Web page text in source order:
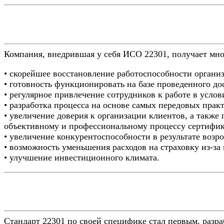
Компания, внедрившая у себя ИСО 22301, получает
• скорейшее восстановление работоспособности
• готовность функционировать на базе проведенного
• регулярное привлечение сотрудников к работе в
• разработка процесса на основе самых передовых
• увеличение доверия к организации клиентов, а также
объективному и профессиональному процессу
• увеличение конкурентоспособности в результате
• возможность уменьшения расходов на страховку из-
• улучшение инвестиционного климата.
Стандарт 22301 по своей специфике стал первым,